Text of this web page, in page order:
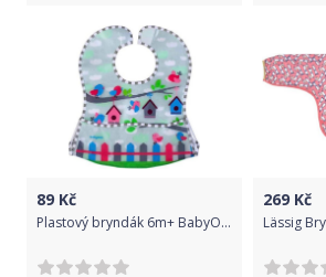
89 Kč
Plastový bryndák 6m+ BabyOno Bib Kangaroo
269 Kč